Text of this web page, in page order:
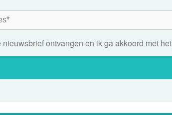
ontvangen en ik ga akkoord met het